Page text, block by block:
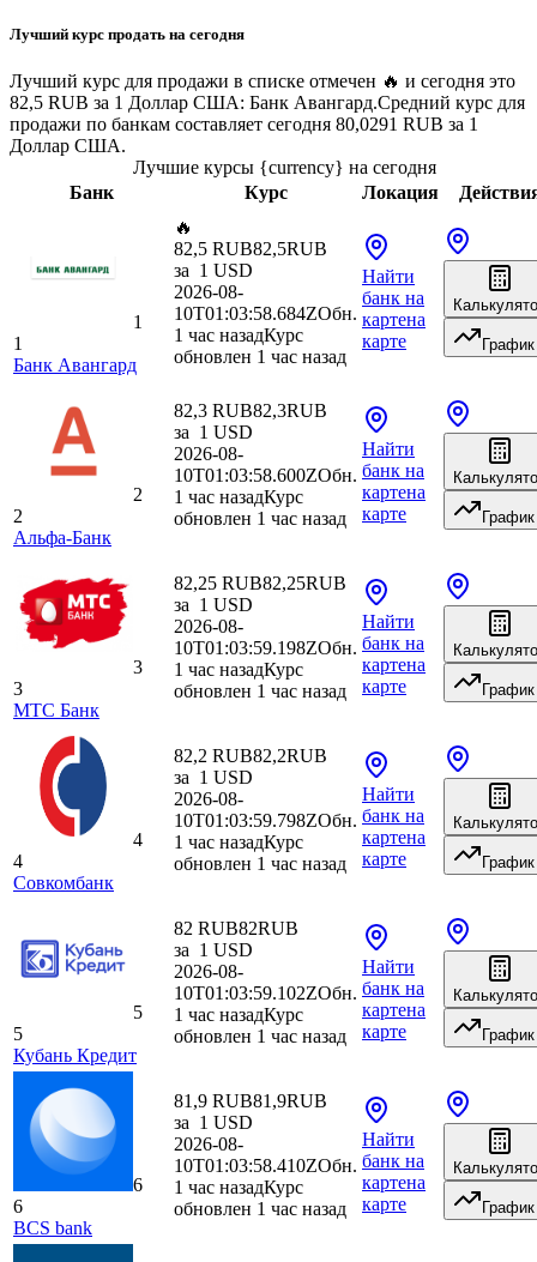
Лучший курс продать на сегодня
Лучший курс для продажи в списке отмечен 🔥 и сегодня это
82,5 RUB за 1 Доллар США: Банк Авангард.Средний курс для
продажи по банкам составляет сегодня 80,0291 RUB за 1
Доллар США.
Лучшие курсы {currency} на сегодня
Банк
Курс Локация
1
1
Банк Авангард
🔥
82,5 RUB82,5RUB
за 1 USD
2026-08-
10T01:03:58.684ZОбн.
1 час назадКурс
обновлен 1 час назад
Найти
банк на
картена
карте
График
2
2
Альфа-Банк
82,3 RUB82,3RUB
за 1 USD
2026-08-
10T01:03:58.600ZОбн.
1 час назадКурс
обновлен 1 час назад
Найти
банк на
картена
карте
График
3
3
МТС Банк
82,25 RUB82,25RUB
за 1 USD
2026-08-
10T01:03:59.198ZОбн.
1 час назадКурс
обновлен 1 час назад
Найти
банк на
картена
карте
График
4
4
Совкомбанк
82,2 RUB82,2RUB
за 1 USD
2026-08-
10T01:03:59.798ZОбн.
1 час назадКурс
обновлен 1 час назад
Найти
банк на
картена
карте
График
5
5
Кубань Кредит
82 RUB82RUB
за 1 USD
2026-08-
10T01:03:59.102ZОбн.
1 час назадКурс
обновлен 1 час назад
Найти
банк на
картена
карте
График
6
6
BCS bank
81,9 RUB81,9RUB
за 1 USD
2026-08-
10T01:03:58.410ZОбн.
1 час назадКурс
обновлен 1 час назад
Найти
банк на
картена
карте
График